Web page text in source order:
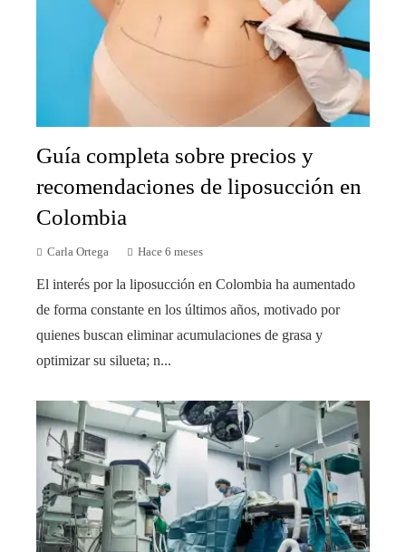
Guía completa sobre precios y
recomendaciones de liposucción en
Colombia
Carla Ortega Hace 6 meses
El interés por la liposucción en Colombia ha aumentado
de forma constante en los últimos años, motivado por
quienes buscan eliminar acumulaciones de grasa y
optimizar su silueta; n...